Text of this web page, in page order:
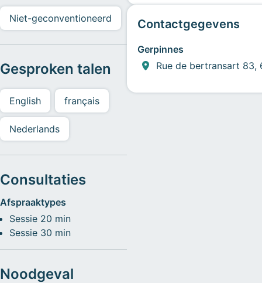
Niet-geconventioneerd
Gesproken talen
English français
Nederlands
Consultaties
Afspraaktypes
Sessie 20 min
Sessie 30 min
Noodgeval
Contactgegevens
Gerpinnes
Rue de bertransart 83,